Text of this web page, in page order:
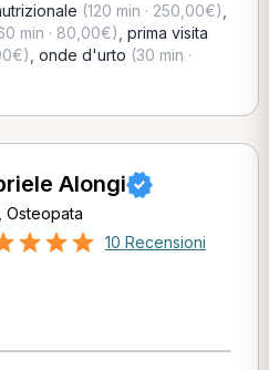
(120 min · 250,00€)
min · 80,00€) prima visita
onde d'urto (30 min ·
Alongi
Osteopata
10 Recensioni